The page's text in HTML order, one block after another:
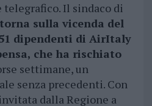
telegrafico. Il sindaco di
torna sulla vicenda del
dipendenti di AirItaly
che ha rischiato
settimane, un
senza precedenti. Con
dalla Regione a